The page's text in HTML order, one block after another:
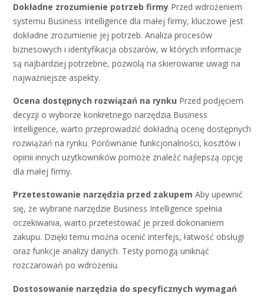
Dokładne zrozumienie potrzeb firmy Przed wdrożeniem
systemu Business Intelligence dla małej firmy, kluczowe jest
dokładne zrozumienie jej potrzeb. Analiza procesów
biznesowych i identyfikacja obszarów, w których informacje
są najbardziej potrzebne, pozwolą na skierowanie uwagi na
najważniejsze aspekty.
Ocena dostępnych rozwiązań na rynku Przed podjęciem
decyzji o wyborze konkretnego narzędzia Business
Intelligence, warto przeprowadzić dokładną ocenę dostępnych
rozwiązań na rynku. Porównanie funkcjonalności, kosztów i
opinii innych użytkowników pomoże znaleźć najlepszą opcję
dla małej firmy.
Przetestowanie narzędzia przed zakupem Aby upewnić
się, że wybrane narzędzie Business Intelligence spełnia
oczekiwania, warto przetestować je przed dokonaniem
zakupu. Dzięki temu można ocenić interfejs, łatwość obsługi
oraz funkcje analizy danych. Testy pomogą uniknąć
rozczarowań po wdrożeniu.
Dostosowanie narzędzia do specyficznych wymagań